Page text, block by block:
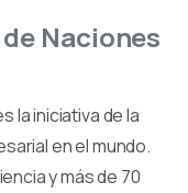
Naciones
la iniciativa de la
en el mundo.
y más de 70